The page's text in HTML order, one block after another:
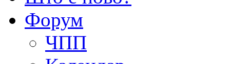
Форум
ЧПП